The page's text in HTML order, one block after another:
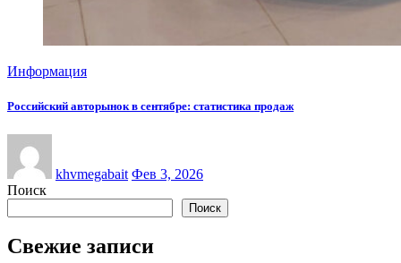
Информация
Российский авторынок в сентябре: статистика продаж
khvmegabait Фев 3, 2026
Поиск
Поиск
Свежие записи